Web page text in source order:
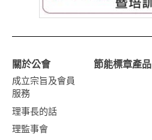
關於公會
成立宗旨及會員
服務
理事長的話
理監事會
節能標章產品